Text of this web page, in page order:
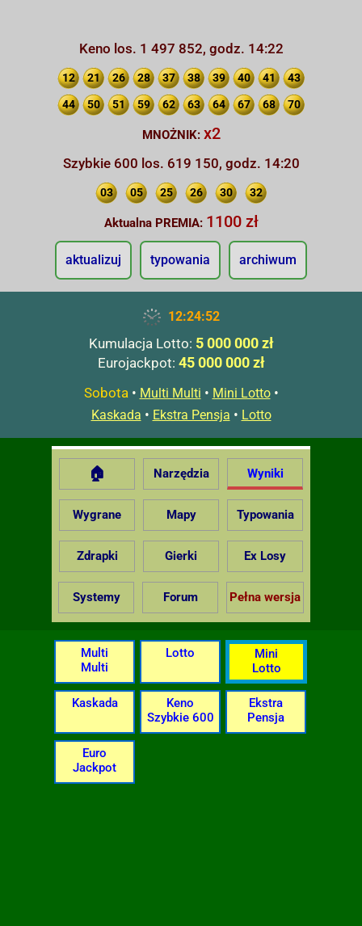
Keno los. 1 497 852, godz. 14:22
12 21 26 28 37 38 39 40 41 43
44 50 51 59 62 63 64 67 68 70
MNOŻNIK: x2
Szybkie 600 los. 619 150, godz. 14:20
03 05 25 26 30 32
Aktualna PREMIA: 1100 zł
aktualizuj typowania archiwum
12:24:53
Kumulacja Lotto: 5 000 000 zł
Eurojackpot: 45 000 000 zł
Sobota• Multi Multi • Mini Lotto•
Kaskada • Ekstra Pensja • Lotto
🏠 Narzędzia Wyniki
Wygrane Mapy Typowania
Zdrapki Gierki Ex Losy
Systemy Forum Pełna wersja
Multi
Multi
Lotto
Mini
Lotto
Kaskada
Keno
Szybkie 600
Ekstra
Pensja
Euro
Jackpot